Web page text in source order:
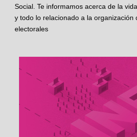
Social. Te informamos acerca de la
y todo lo relacionado a la organización
electorales